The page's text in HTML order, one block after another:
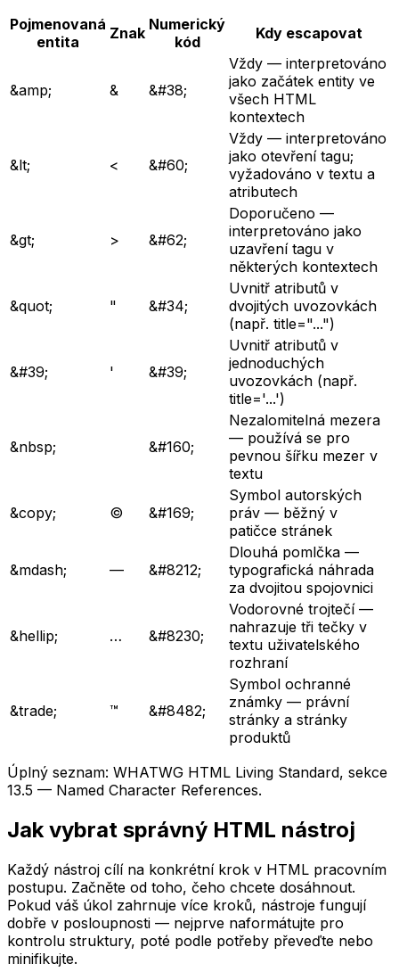
Pojmenovaná
entita
Znak Numerický
kód
Kdy escapovat
&amp; & &#38;
Vždy — interpretováno
jako začátek entity ve
všech HTML
kontextech
&lt; < &#60;
Vždy — interpretováno
jako otevření tagu;
vyžadováno v textu a
atributech
&gt; > &#62;
Doporučeno —
interpretováno jako
uzavření tagu v
některých kontextech
&quot; " &#34;
Uvnitř atributů v
dvojitých uvozovkách
(např. title="...")
&#39; ' &#39;
Uvnitř atributů v
jednoduchých
uvozovkách (např.
title='...')
&nbsp; &#160;
Nezalomitelná mezera
— používá se pro
pevnou šířku mezer v
textu
&copy; © &#169;
Symbol autorských
práv — běžný v
patičce stránek
&mdash; — &#8212;
Dlouhá pomlčka —
typografická náhrada
za dvojitou spojovnici
&hellip; … &#8230;
Vodorovné trojtečí —
nahrazuje tři tečky v
textu uživatelského
rozhraní
&trade; ™ &#8482;
Symbol ochranné
známky — právní
stránky a stránky
produktů
Úplný seznam: WHATWG HTML Living Standard, sekce
13.5 — Named Character References.
Jak vybrat správný HTML nástroj
Každý nástroj cílí na konkrétní krok v HTML pracovním
postupu. Začněte od toho, čeho chcete dosáhnout.
Pokud váš úkol zahrnuje více kroků, nástroje fungují
dobře v posloupnosti — nejprve naformátujte pro
kontrolu struktury, poté podle potřeby převeďte nebo
minifikujte.